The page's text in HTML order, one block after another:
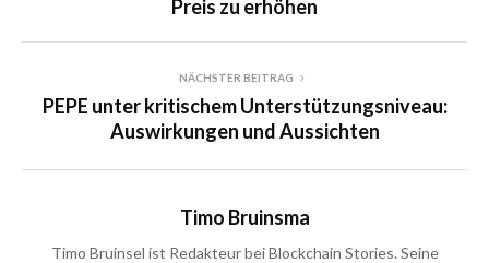
Preis zu erhöhen
NÄCHSTER BEITRAG
PEPE unter kritischem Unterstützungsniveau:
Auswirkungen und Aussichten
Timo Bruinsma
Timo Bruinsel ist Redakteur bei Blockchain Stories. Seine